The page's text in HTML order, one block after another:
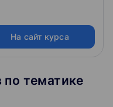
На сайт курса
тематике